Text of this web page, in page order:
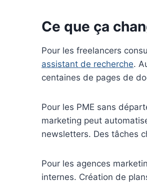
Ce que ça
Pour les freelancers
assistant de recherche.
centaines de pages de
Pour les PME sans
marketing peut
newsletters. Des tâches
Pour les agences
internes. Création de